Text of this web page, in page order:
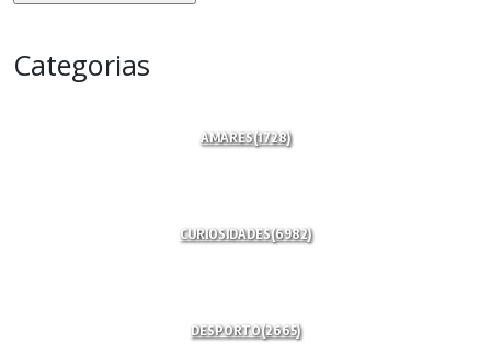
Categorias
AMARES(1728)
CURIOSIDADES(6982)
DESPORTO(2665)